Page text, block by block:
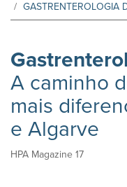
GASTRENTEROLOGIA
A caminho
mais
e Algarve
HPA Magazine 17